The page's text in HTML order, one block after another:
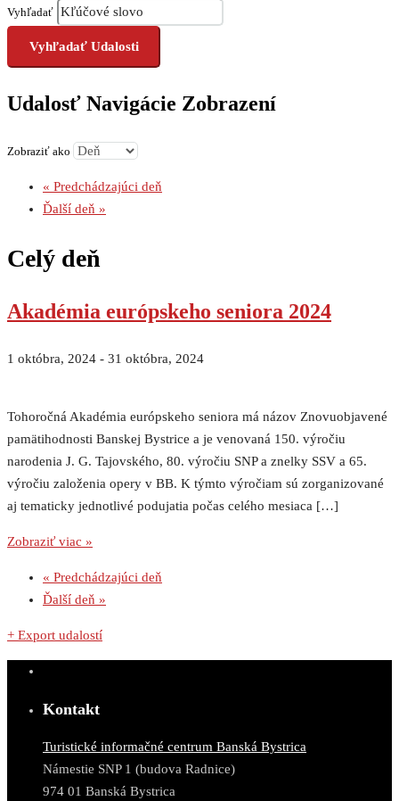
Vyhľadať
Udalosť Navigácie Zobrazení
Zobraziť ako
« Predchádzajúci deň
Ďalší deň »
Celý deň
Akadémia európskeho seniora 2024
1 októbra, 2024 - 31 októbra, 2024
Tohoročná Akadémia európskeho seniora má názov Znovuobjavené
pamätihodnosti Banskej Bystrice a je venovaná 150. výročiu
narodenia J. G. Tajovského, 80. výročiu SNP a znelky SSV a 65.
výročiu založenia opery v BB. K týmto výročiam sú zorganizované
aj tematicky jednotlivé podujatia počas celého mesiaca […]
Zobraziť viac »
« Predchádzajúci deň
Ďalší deň »
+ Export udalostí
Kontakt
Turistické informačné centrum Banská Bystrica
Námestie SNP 1 (budova Radnice)
974 01 Banská Bystrica